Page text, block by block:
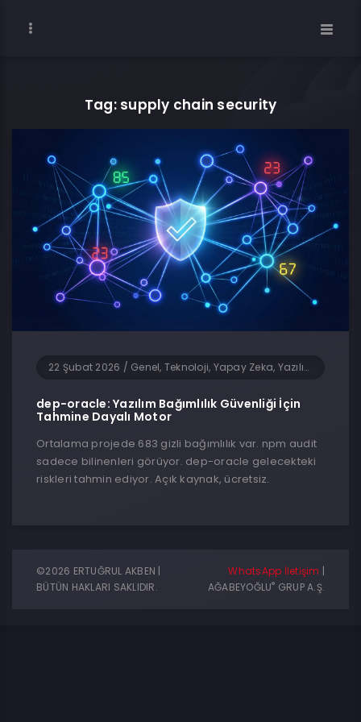
Tag: supply chain security
22 Şubat 2026 / Genel, Teknoloji, Yapay Zeka, Yazılım
dep-oracle: Yazılım Bağımlılık Güvenliği İçin
Tahmine Dayalı Motor
Ortalama projede 683 gizli bağımlılık var. npm audit
sadece bilinenleri görüyor. dep-oracle gelecekteki
riskleri tahmin ediyor. Açık kaynak, ücretsiz.
©2026 ERTUĞRUL AKBEN |
BÜTÜN HAKLARI SAKLIDIR.
WhatsApp İletişim |
AĞABEYOĞLU® GRUP A.Ş.